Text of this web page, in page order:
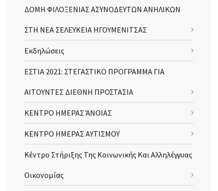
ΔΟΜΗ ΦΙΛΟΞΕΝΙΑΣ ΑΣΥΝΟΔΕΥΤΩΝ ΑΝΗΛΙΚΩΝ
ΣΤΗ ΝΕΑ ΣΕΛΕΥΚΕΙΑ ΗΓΟΥΜΕΝΙΤΣΑΣ
Εκδηλώσεις
ΕΣΤΙΑ 2021: ΣΤΕΓΑΣΤΙΚΟ ΠΡΟΓΡΑΜΜΑ ΓΙΑ
ΑΙΤΟΥΝΤΕΣ ΔΙΕΘΝΗ ΠΡΟΣΤΑΣΙΑ
ΚΕΝΤΡΟ ΗΜΕΡΑΣ ΆΝΟΙΑΣ
ΚΕΝΤΡΟ ΗΜΕΡΑΣ ΑΥΤΙΣΜΟΥ
Κέντρο Στήριξης Της Κοινωνικής Και Αλληλέγγυας
Οικονομίας